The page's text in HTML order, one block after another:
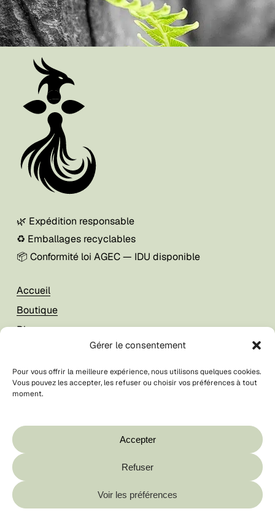
Gérer le consentement
Pour vous offrir la meilleure expérience, nous utilisons quelques cookies.
Vous pouvez les accepter, les refuser ou choisir vos préférences à tout
moment.
Accepter
Refuser
Voir les préférences
Boutique
Voir Le Panier Commander
🌿 Expédition responsable
♻️ Emballages recyclables
📦 Conformité loi AGEC — IDU disponible
Accueil
Boutique
Blog
Mon compte
CGV / CGU